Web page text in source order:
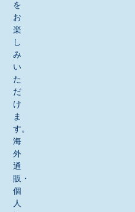
を
お
楽
し
み
い
た
だ
け
ま
す。
海
外
通
販・
個
人